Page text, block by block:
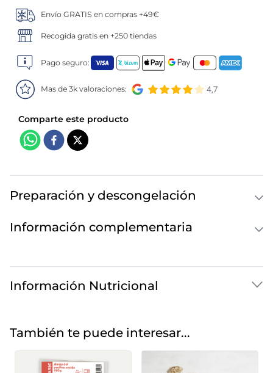
Envío GRATIS en compras +49€
Recogida gratis en +250 tiendas
Pago seguro:
Mas de 3k valoraciones:
Preparación y descongelación
Información complementaria
Información Nutricional
También te puede interesar...
9. listísimos
10. pollo